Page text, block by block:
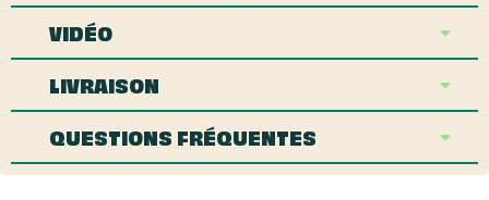
VIDÉO
LIVRAISON
QUESTIONS FRÉQUENTES